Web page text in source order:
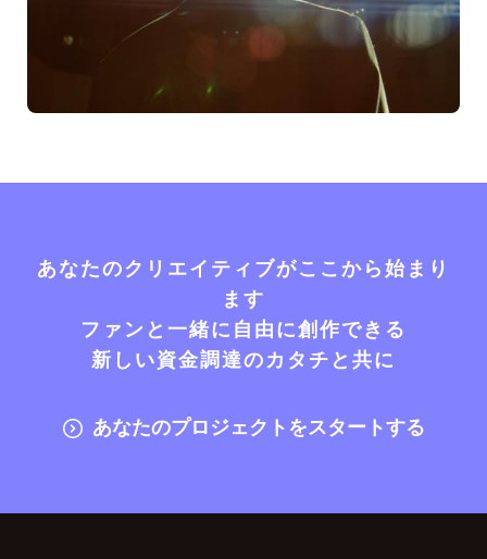
あなたのクリエイティブがここから始まり
ます
ファンと一緒に自由に創作できる
新しい資金調達のカタチと共に
あなたのプロジェクトをスタートする